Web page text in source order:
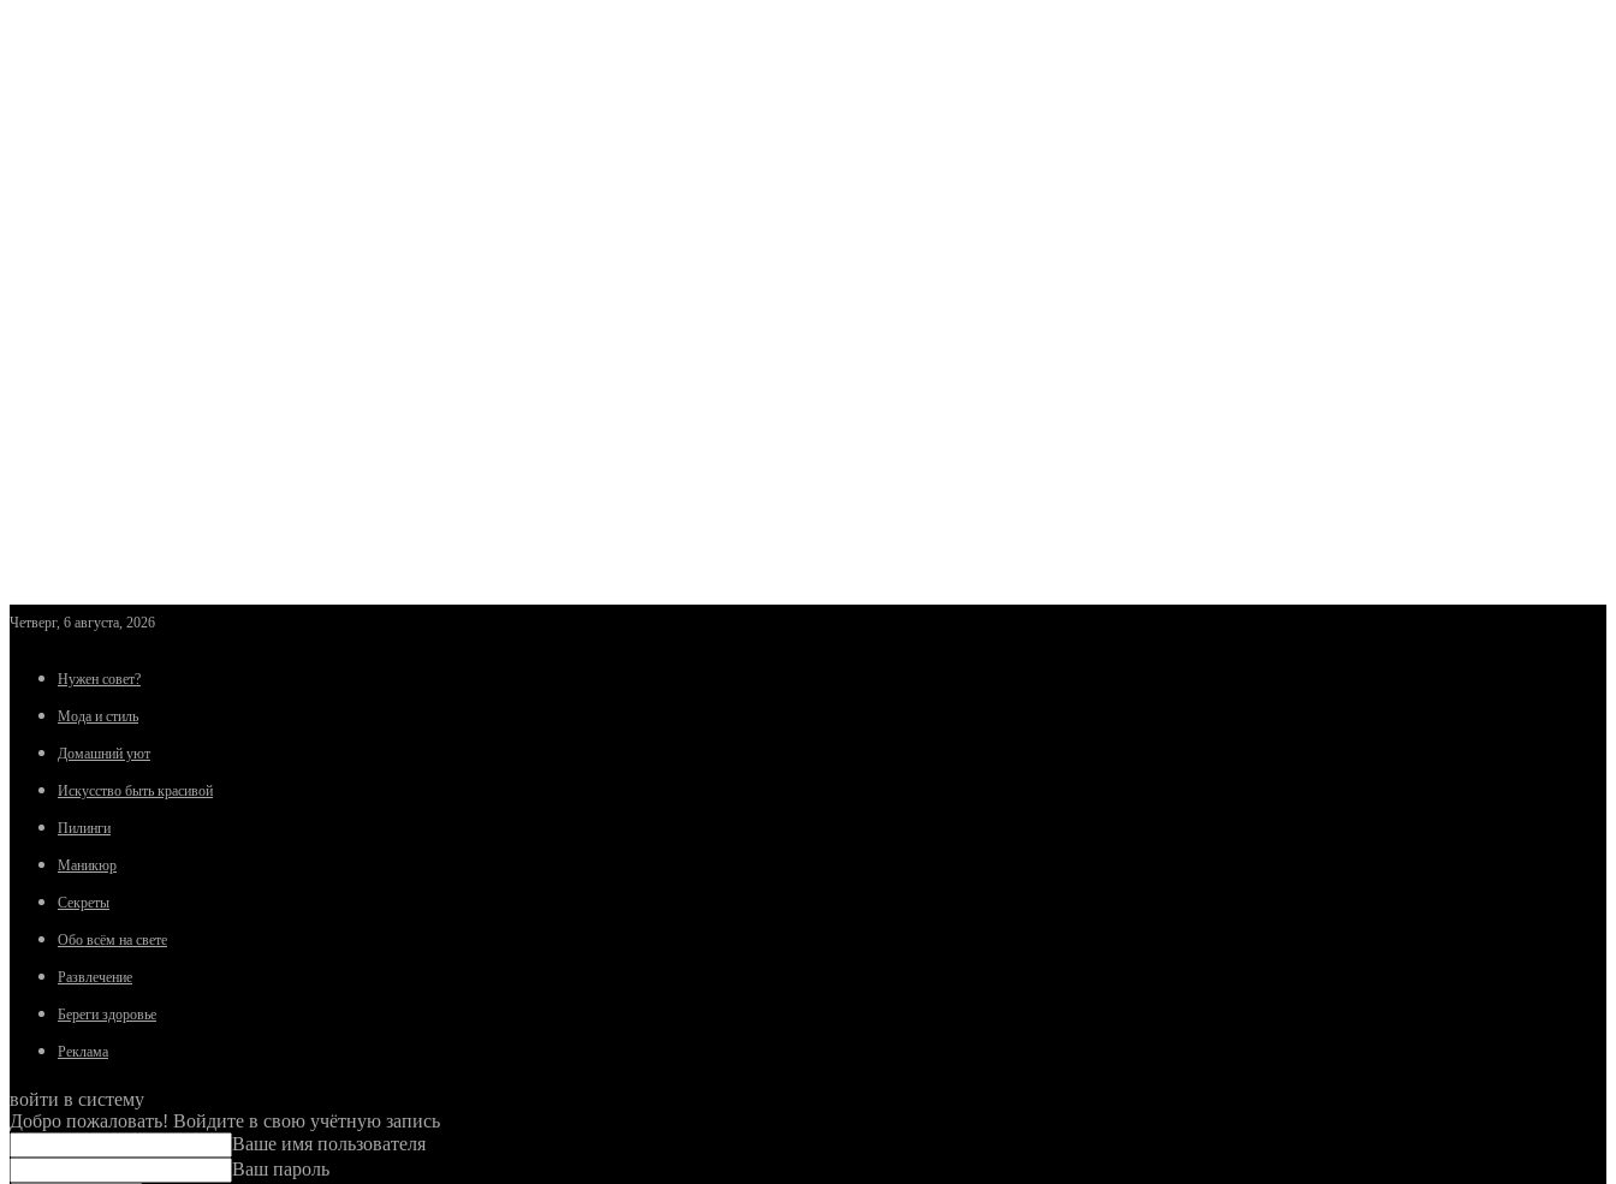
Четверг, 6 августа, 2026
Нужен совет?
Мода и стиль
Домашний уют
Искусство быть красивой
Пилинги
Маникюр
Секреты
Обо всём на свете
Развлечение
Береги здоровье
Реклама
войти в систему
Добро пожаловать! Войдите в свою учётную запись
Ваше имя пользователя
Ваш пароль